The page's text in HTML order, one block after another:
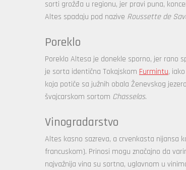
sorti grožđa u regionu, jer pravi puna,
Altes spadaju pod nazive Roussette de
Poreklo
Poreklo Altesa je donekle sporno, jer rano
je sorta identična Tokajskom Furmintu,
koja potiče sa južnih obala Ženevskog
švajcarskom sortom Chasselas.
Vinogradarstvo
Altes kasno sazreva, a crvenkasta nijansa
francuskom). Prinosi mogu značajno da
najvažnija vina su sortna, uglavnom u